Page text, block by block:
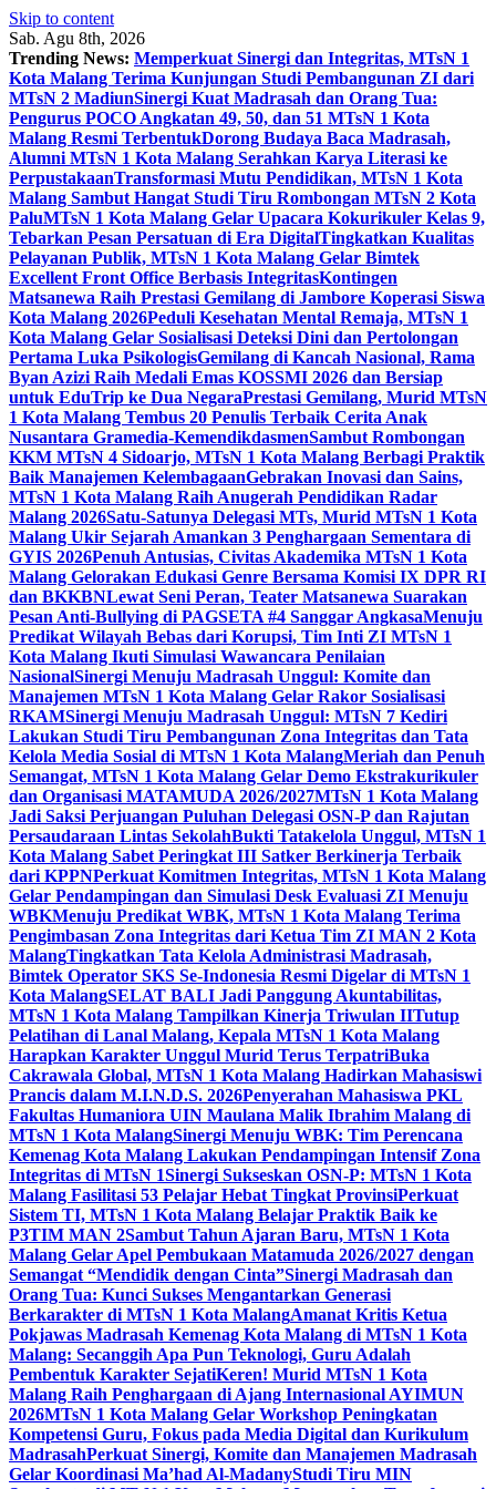
Skip to content
Sab. Agu 8th, 2026
Trending News: Memperkuat Sinergi dan Integritas, MTsN 1
Kota Malang Terima Kunjungan Studi Pembangunan ZI dari
MTsN 2 MadiunSinergi Kuat Madrasah dan Orang Tua:
Pengurus POCO Angkatan 49, 50, dan 51 MTsN 1 Kota
Malang Resmi TerbentukDorong Budaya Baca Madrasah,
Alumni MTsN 1 Kota Malang Serahkan Karya Literasi ke
PerpustakaanTransformasi Mutu Pendidikan, MTsN 1 Kota
Malang Sambut Hangat Studi Tiru Rombongan MTsN 2 Kota
PaluMTsN 1 Kota Malang Gelar Upacara Kokurikuler Kelas 9,
Tebarkan Pesan Persatuan di Era DigitalTingkatkan Kualitas
Pelayanan Publik, MTsN 1 Kota Malang Gelar Bimtek
Excellent Front Office Berbasis IntegritasKontingen
Matsanewa Raih Prestasi Gemilang di Jambore Koperasi Siswa
Kota Malang 2026Peduli Kesehatan Mental Remaja, MTsN 1
Kota Malang Gelar Sosialisasi Deteksi Dini dan Pertolongan
Pertama Luka PsikologisGemilang di Kancah Nasional, Rama
Byan Azizi Raih Medali Emas KOSSMI 2026 dan Bersiap
untuk EduTrip ke Dua NegaraPrestasi Gemilang, Murid MTsN
1 Kota Malang Tembus 20 Penulis Terbaik Cerita Anak
Nusantara Gramedia-KemendikdasmenSambut Rombongan
KKM MTsN 4 Sidoarjo, MTsN 1 Kota Malang Berbagi Praktik
Baik Manajemen KelembagaanGebrakan Inovasi dan Sains,
MTsN 1 Kota Malang Raih Anugerah Pendidikan Radar
Malang 2026Satu-Satunya Delegasi MTs, Murid MTsN 1 Kota
Malang Ukir Sejarah Amankan 3 Penghargaan Sementara di
GYIS 2026Penuh Antusias, Civitas Akademika MTsN 1 Kota
Malang Gelorakan Edukasi Genre Bersama Komisi IX DPR RI
dan BKKBNLewat Seni Peran, Teater Matsanewa Suarakan
Pesan Anti-Bullying di PAGSETA #4 Sanggar AngkasaMenuju
Predikat Wilayah Bebas dari Korupsi, Tim Inti ZI MTsN 1
Kota Malang Ikuti Simulasi Wawancara Penilaian
NasionalSinergi Menuju Madrasah Unggul: Komite dan
Manajemen MTsN 1 Kota Malang Gelar Rakor Sosialisasi
RKAMSinergi Menuju Madrasah Unggul: MTsN 7 Kediri
Lakukan Studi Tiru Pembangunan Zona Integritas dan Tata
Kelola Media Sosial di MTsN 1 Kota MalangMeriah dan Penuh
Semangat, MTsN 1 Kota Malang Gelar Demo Ekstrakurikuler
dan Organisasi MATAMUDA 2026/2027MTsN 1 Kota Malang
Jadi Saksi Perjuangan Puluhan Delegasi OSN-P dan Rajutan
Persaudaraan Lintas SekolahBukti Tatakelola Unggul, MTsN 1
Kota Malang Sabet Peringkat III Satker Berkinerja Terbaik
dari KPPNPerkuat Komitmen Integritas, MTsN 1 Kota Malang
Gelar Pendampingan dan Simulasi Desk Evaluasi ZI Menuju
WBKMenuju Predikat WBK, MTsN 1 Kota Malang Terima
Pengimbasan Zona Integritas dari Ketua Tim ZI MAN 2 Kota
MalangTingkatkan Tata Kelola Administrasi Madrasah,
Bimtek Operator SKS Se-Indonesia Resmi Digelar di MTsN 1
Kota MalangSELAT BALI Jadi Panggung Akuntabilitas,
MTsN 1 Kota Malang Tampilkan Kinerja Triwulan IITutup
Pelatihan di Lanal Malang, Kepala MTsN 1 Kota Malang
Harapkan Karakter Unggul Murid Terus TerpatriBuka
Cakrawala Global, MTsN 1 Kota Malang Hadirkan Mahasiswi
Prancis dalam M.I.N.D.S. 2026Penyerahan Mahasiswa PKL
Fakultas Humaniora UIN Maulana Malik Ibrahim Malang di
MTsN 1 Kota MalangSinergi Menuju WBK: Tim Perencana
Kemenag Kota Malang Lakukan Pendampingan Intensif Zona
Integritas di MTsN 1Sinergi Sukseskan OSN-P: MTsN 1 Kota
Malang Fasilitasi 53 Pelajar Hebat Tingkat ProvinsiPerkuat
Sistem TI, MTsN 1 Kota Malang Belajar Praktik Baik ke
P3TIM MAN 2Sambut Tahun Ajaran Baru, MTsN 1 Kota
Malang Gelar Apel Pembukaan Matamuda 2026/2027 dengan
Semangat “Mendidik dengan Cinta”Sinergi Madrasah dan
Orang Tua: Kunci Sukses Mengantarkan Generasi
Berkarakter di MTsN 1 Kota MalangAmanat Kritis Ketua
Pokjawas Madrasah Kemenag Kota Malang di MTsN 1 Kota
Malang: Secanggih Apa Pun Teknologi, Guru Adalah
Pembentuk Karakter SejatiKeren! Murid MTsN 1 Kota
Malang Raih Penghargaan di Ajang Internasional AYIMUN
2026MTsN 1 Kota Malang Gelar Workshop Peningkatan
Kompetensi Guru, Fokus pada Media Digital dan Kurikulum
MadrasahPerkuat Sinergi, Komite dan Manajemen Madrasah
Gelar Koordinasi Ma’had Al-MadanyStudi Tiru MIN